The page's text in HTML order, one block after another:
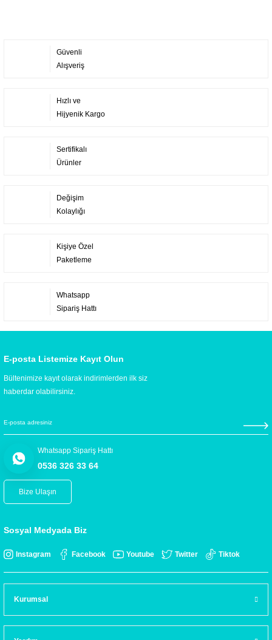
Güvenli
Alışveriş
Hızlı ve
Hijyenik Kargo
Sertifikalı
Ürünler
Değişim
Kolaylığı
Kişiye Özel
Paketleme
Whatsapp
Sipariş Hattı
E-posta Listemize Kayıt Olun
Bültenimize kayıt olarak indirimlerden ilk siz
haberdar olabilirsiniz.
Whatsapp Sipariş Hattı
0536 326 33 64
Bize Ulaşın
Sosyal Medyada Biz
Instagram Facebook Youtube Twitter Tiktok
Kurumsal